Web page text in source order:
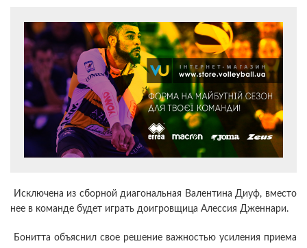
Исключена из сборной диагональная Валентина Диуф, вместо
нее в команде будет играть доигровщица Алессия Дженнари.
Бонитта объяснил свое решение важностью усиления приема